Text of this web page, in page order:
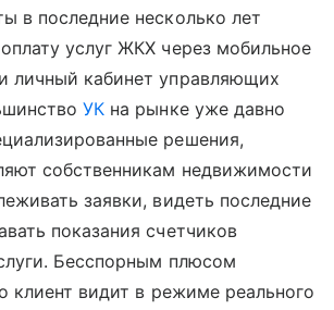
в последние несколько лет
услуг ЖКХ через мобильное
личный кабинет управляющих
УК на рынке уже давно
решения,
собственникам недвижимости
заявки, видеть последние
показания счетчиков
Бесспорным плюсом
клиент видит в режиме реального